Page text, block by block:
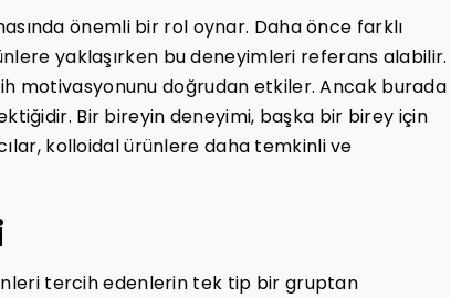
önemli bir rol oynar. Daha önce farklı
yaklaşırken bu deneyimleri referans alabilir.
motivasyonunu doğrudan etkiler. Ancak burada
Bir bireyin deneyimi, başka bir birey için
kolloidal ürünlere daha temkinli ve
tercih edenlerin tek tip bir gruptan